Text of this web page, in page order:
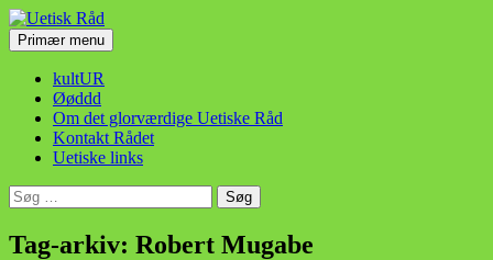
Hop
til
indhold
Uetisk Råd
SøgPrimær menu
kultUR
Øøddd
Om det glorværdige Uetiske Råd
Kontakt Rådet
Uetiske links
Søg
efter:
Tag-arkiv: Robert Mugabe